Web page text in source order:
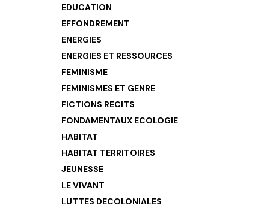
EDUCATION
EFFONDREMENT
ENERGIES
ENERGIES ET RESSOURCES
FEMINISME
FEMINISMES ET GENRE
FICTIONS RECITS
FONDAMENTAUX ECOLOGIE
HABITAT
HABITAT TERRITOIRES
JEUNESSE
LE VIVANT
LUTTES DECOLONIALES